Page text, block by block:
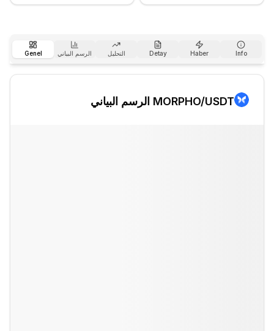
Genel الرسم البياني التحليل Detay Haber Info
MORPHO/USDT الرسم البياني